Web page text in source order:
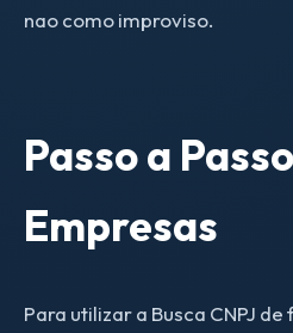
nao como improviso.
Passo a
Empresas
Para utilizar a Busca CNPJ